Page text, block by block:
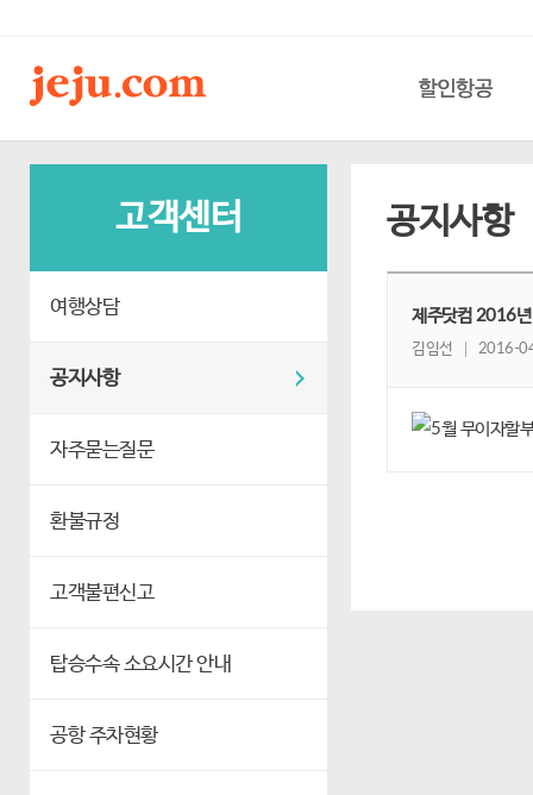
할인항공
고객센터
여행상담
공지사항
자주묻는질문
환불규정
고객불편신고
탑승수속 소요시간 안내
공항 주차현황
공지사항
제주닷컴 2016년
김임선 2016-